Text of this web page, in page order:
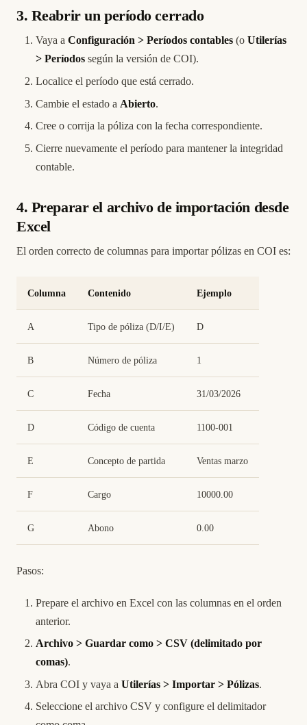
3. Reabrir un período cerrado
Vaya a Configuración > Períodos contables (o Utilerías
> Períodos según la versión de COI).
Localice el período que está cerrado.
Cambie el estado a Abierto.
Cree o corrija la póliza con la fecha correspondiente.
Cierre nuevamente el período para mantener la integridad
contable.
4. Preparar el archivo de importación desde
Excel
El orden correcto de columnas para importar pólizas en COI es:
Columna Contenido Ejemplo
A Tipo de póliza (D/I/E) D
B Número de póliza 1
C Fecha 31/03/2026
D Código de cuenta 1100-001
E Concepto de partida Ventas marzo
F Cargo 10000.00
G Abono 0.00
Pasos:
Prepare el archivo en Excel con las columnas en el orden
anterior.
Archivo > Guardar como > CSV (delimitado por
comas).
Abra COI y vaya a Utilerías > Importar > Pólizas.
Seleccione el archivo CSV y configure el delimitador